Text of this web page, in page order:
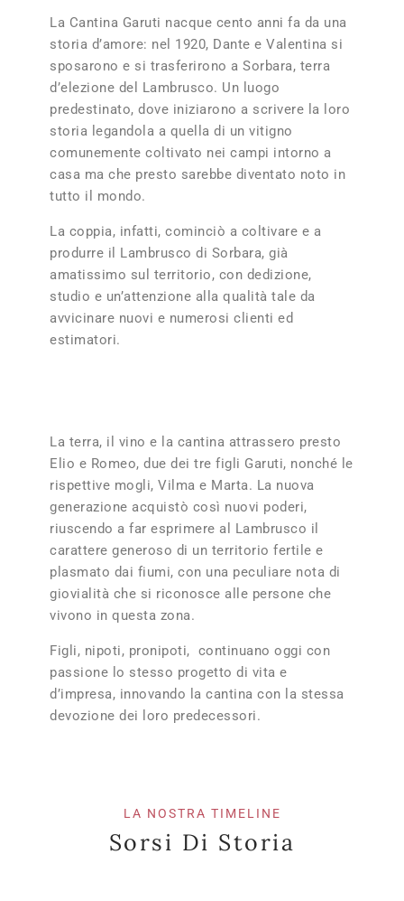
La Cantina Garuti nacque cento anni fa da una
storia d’amore: nel 1920, Dante e Valentina si
sposarono e si trasferirono a Sorbara, terra
d’elezione del Lambrusco. Un luogo
predestinato, dove iniziarono a scrivere la loro
storia legandola a quella di un vitigno
comunemente coltivato nei campi intorno a
casa ma che presto sarebbe diventato noto in
tutto il mondo.
La coppia, infatti, cominciò a coltivare e a
produrre il Lambrusco di Sorbara, già
amatissimo sul territorio, con dedizione,
studio e un’attenzione alla qualità tale da
avvicinare nuovi e numerosi clienti ed
estimatori.
La terra, il vino e la cantina attrassero presto
Elio e Romeo, due dei tre figli Garuti, nonché le
rispettive mogli, Vilma e Marta. La nuova
generazione acquistò così nuovi poderi,
riuscendo a far esprimere al Lambrusco il
carattere generoso di un territorio fertile e
plasmato dai fiumi, con una peculiare nota di
giovialità che si riconosce alle persone che
vivono in questa zona.
Figli, nipoti, pronipoti, continuano oggi con
passione lo stesso progetto di vita e
d’impresa, innovando la cantina con la stessa
devozione dei loro predecessori.
LA NOSTRA TIMELINE
Sorsi Di Storia